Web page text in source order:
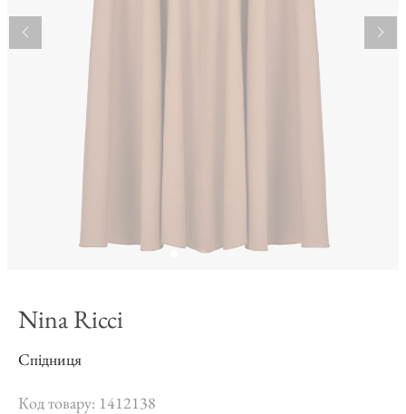
Nina Ricci
Спідниця
Код товару: 1412138